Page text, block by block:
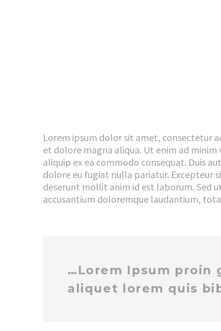
Lorem ipsum dolor sit amet, consectetur
et dolore magna aliqua. Ut enim ad
aliquip ex ea commodo consequat. Duis
dolore eu fugiat nulla pariatur. Excepteur
deserunt mollit anim id est laborum. Sed
accusantium doloremque laudantium,
…Lorem Ipsum proin
aliquet lorem quis